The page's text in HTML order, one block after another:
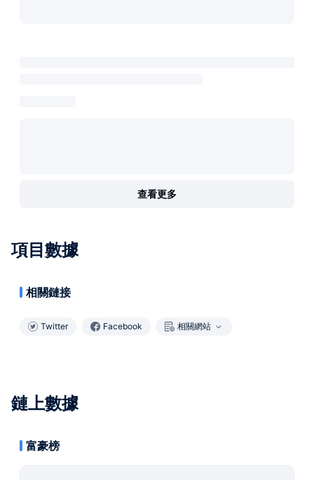
查看更多
項目數據
相關鏈接
Twitter Facebook 相關網站
鏈上數據
富豪榜